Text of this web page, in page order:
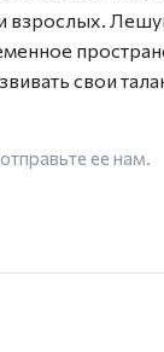
взрослых.
свои
ее нам.